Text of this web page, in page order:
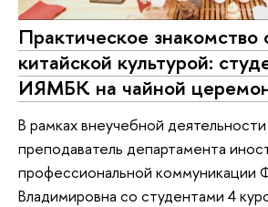
Практическое знакомство
китайской культурой:
ИЯМБК на чайной
В рамках внеучебной
преподаватель департамента
профессиональной коммуникации
Владимировна со студентами 4